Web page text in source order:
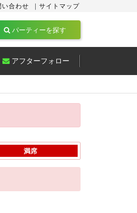
い合わせ サイトマップ
パーティーを探す
アフターフォロー
満席